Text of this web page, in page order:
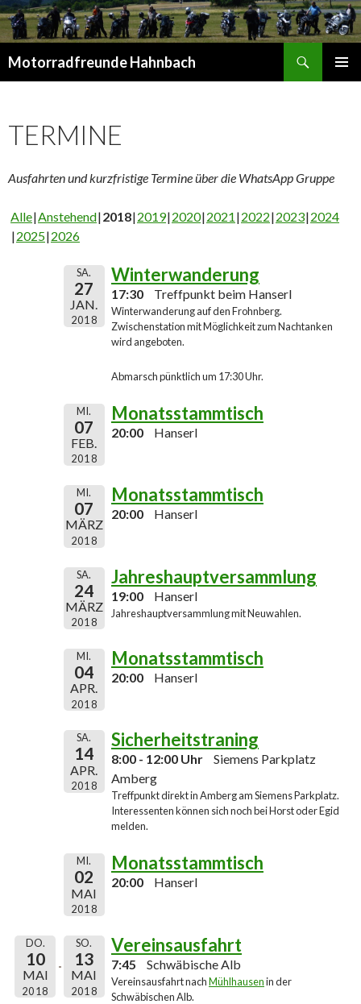
Motorradfreunde Hahnbach
TERMINE
Ausfahrten und kurzfristige Termine über die WhatsApp Gruppe
Alle Anstehend 2018 2019 2020 2021 2022 2023 2024
2025 2026
SA.
27
JAN.
2018
Winterwanderung
17:30 Treffpunkt beim Hanserl
Winterwanderung auf den Frohnberg.
Zwischenstation mit Möglichkeit zum Nachtanken
wird angeboten.
Abmarsch pünktlich um 17:30 Uhr.
MI.
07
FEB.
2018
Monatsstammtisch
20:00 Hanserl
MI.
07
MÄRZ
2018
Monatsstammtisch
20:00 Hanserl
SA.
24
MÄRZ
2018
Jahreshauptversammlung
19:00 Hanserl
Jahreshauptversammlung mit Neuwahlen.
MI.
04
APR.
2018
Monatsstammtisch
20:00 Hanserl
SA.
14
APR.
2018
Sicherheitstraning
8:00 - 12:00 Uhr
Siemens Parkplatz
Amberg
Treffpunkt direkt in Amberg am Siemens Parkplatz.
Interessenten können sich noch bei Horst oder Egid
melden.
MI.
02
MAI
2018
Monatsstammtisch
20:00 Hanserl
DO.
10
MAI
2018
SO.
13
MAI
2018
Vereinsausfahrt
7:45 Schwäbische Alb
Vereinsausfahrt nachMühlhausenin der
Schwäbischen Alb.